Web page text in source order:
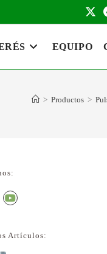
EQUIPO
> Productos >
Artículos: